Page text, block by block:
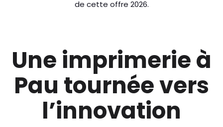
de cette offre 2026.
Une imprimerie à
Pau tournée vers
l’innovation